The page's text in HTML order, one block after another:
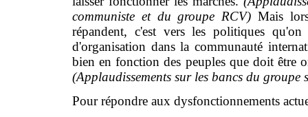
communiste et du groupe RCV) Mais
répandent, c'est vers les politiques
d'organisation dans la communauté
bien en fonction des peuples que doit être
(Applaudissements sur les bancs du
Pour répondre aux dysfonctionnements